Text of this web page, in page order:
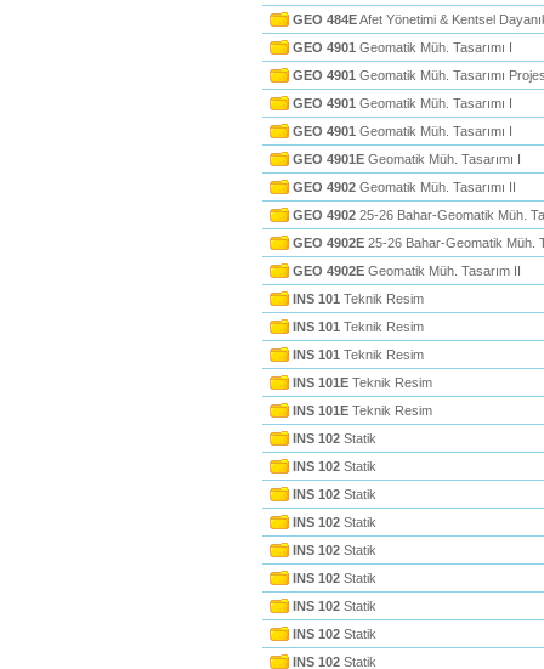
GEO 484EAfet Yönetimi & Kentsel
GEO 4901 Geomatik Müh. Tasarımı I
GEO 4901 Geomatik Müh. Tasarımı
GEO 4901 Geomatik Müh. Tasarımı I
GEO 4901 Geomatik Müh. Tasarımı I
GEO 4901E Geomatik Müh. Tasarımı I
GEO 4902 Geomatik Müh. Tasarımı II
GEO 4902 25-26 Bahar-Geomatik Müh.
GEO 4902E 25-26 Bahar-Geomatik Müh.
GEO 4902E Geomatik Müh. Tasarım II
INS 101 Teknik Resim
INS 101 Teknik Resim
INS 101 Teknik Resim
INS 101E Teknik Resim
INS 101E Teknik Resim
INS 102 Statik
INS 102 Statik
INS 102 Statik
INS 102 Statik
INS 102 Statik
INS 102 Statik
INS 102 Statik
INS 102 Statik
INS 102 Statik